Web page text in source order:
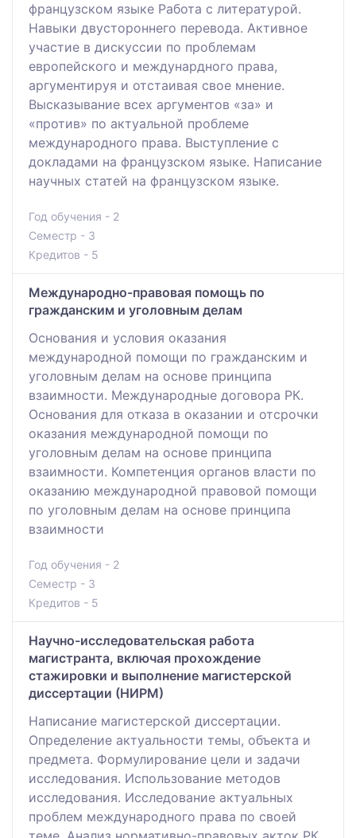
французском языке Работа с литературой.
Навыки двустороннего перевода. Активное
участие в дискуссии по проблемам
европейского и междунардного права,
аргументируя и отстаивая свое мнение.
Высказывание всех аргументов «за» и
«против» по актуальной проблеме
международного права. Выступление с
докладами на французском языке. Написание
научных статей на французском языке.
Год обучения - 2
Семестр - 3
Кредитов - 5
Международно-правовая помощь по
гражданским и уголовным делам
Основания и условия оказания
международной помощи по гражданским и
уголовным делам на основе принципа
взаимности. Международные договора РК.
Основания для отказа в оказании и отсрочки
оказания международной помощи по
уголовным делам на основе принципа
взаимности. Компетенция органов власти по
оказанию международной правовой помощи
по уголовным делам на основе принципа
взаимности
Год обучения - 2
Семестр - 3
Кредитов - 5
Научно-исследовательская работа
магистранта, включая прохождение
стажировки и выполнение магистерской
диссертации (НИРМ)
Написание магистерской диссертации.
Определение актуальности темы, объекта и
предмета. Формулирование цели и задачи
исследования. Использование методов
исследования. Исследование актуальных
проблем международного права по своей